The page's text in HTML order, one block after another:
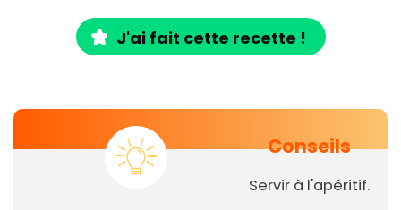
J'ai fait cette recette !
Conseils
Servir à l'apéritif.